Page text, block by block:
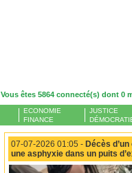
Vous êtes 5864 connecté(s) dont 0
ECONOMIE
FINANCE
JUSTICE
07-07-2026 01:05 - Décès
une asphyxie dans un puits